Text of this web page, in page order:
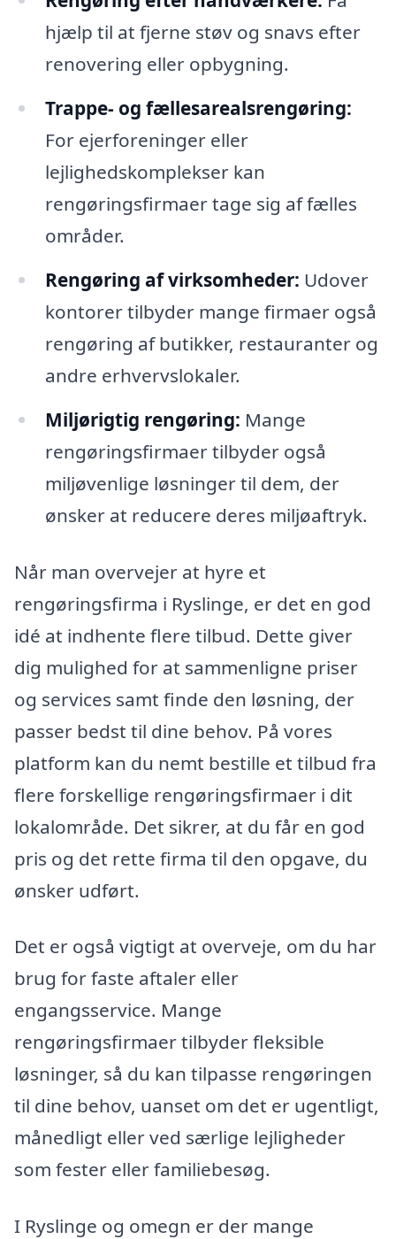
hjælp til at fjerne støv og snavs efter
renovering eller opbygning.
Trappe- og fællesarealsrengøring:
For ejerforeninger eller
lejlighedskomplekser kan
rengøringsfirmaer tage sig af fælles
områder.
Rengøring af virksomheder: Udover
kontorer tilbyder mange firmaer også
rengøring af butikker, restauranter og
andre erhvervslokaler.
Miljørigtig rengøring: Mange
rengøringsfirmaer tilbyder også
miljøvenlige løsninger til dem, der
ønsker at reducere deres miljøaftryk.
Når man overvejer at hyre et
rengøringsfirma i Ryslinge, er det en god
idé at indhente flere tilbud. Dette giver
dig mulighed for at sammenligne priser
og services samt finde den løsning, der
passer bedst til dine behov. På vores
platform kan du nemt bestille et tilbud fra
flere forskellige rengøringsfirmaer i dit
lokalområde. Det sikrer, at du får en god
pris og det rette firma til den opgave, du
ønsker udført.
Det er også vigtigt at overveje, om du har
brug for faste aftaler eller
engangsservice. Mange
rengøringsfirmaer tilbyder fleksible
løsninger, så du kan tilpasse rengøringen
til dine behov, uanset om det er ugentligt,
månedligt eller ved særlige lejligheder
som fester eller familiebesøg.
I Ryslinge og omegn er der mange